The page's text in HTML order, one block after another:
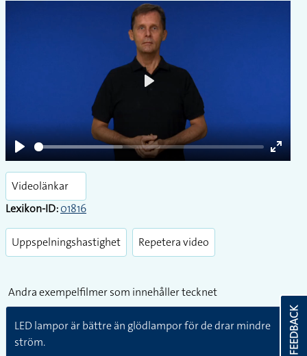
Play
Enter
Videolänkar
Lexikon-ID:01816
Uppspelningshastighet Repetera video
Andra exempelfilmer som innehåller tecknet
LED lampor är bättre än glödlampor för de drar mindre
ström.
FEEDBACK